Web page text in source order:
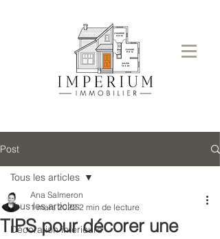
Post
Tous les articles
Décoration intérieure
Tous les articles
TIPS pour décorer une
Ana Salmeron
1 mars 2022 2 min de lecture